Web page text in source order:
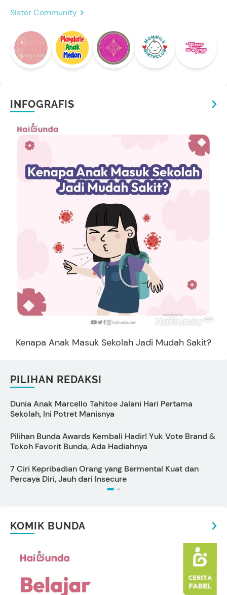
Sister Community
INFOGRAFIS
Kenapa Anak Masuk Sekolah Jadi Mudah Sakit?
PILIHAN REDAKSI
Dunia Anak Marcello Tahitoe Jalani Hari Pertama
Sekolah, Ini Potret Manisnya
Pilihan Bunda Awards Kembali Hadir! Yuk Vote Brand &
Tokoh Favorit Bunda, Ada Hadiahnya
7 Ciri Kepribadian Orang yang Bermental Kuat dan
Percaya Diri, Jauh dari Insecure
KOMIK BUNDA